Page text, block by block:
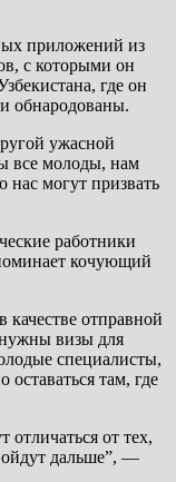
приложений из
с которыми он
где он
обнародованы.
ужасной
все молоды, нам
нас могут призвать
работники
кочующий
отправной
визы для
специалисты,
там, где
отличаться от тех,
дальше”, —